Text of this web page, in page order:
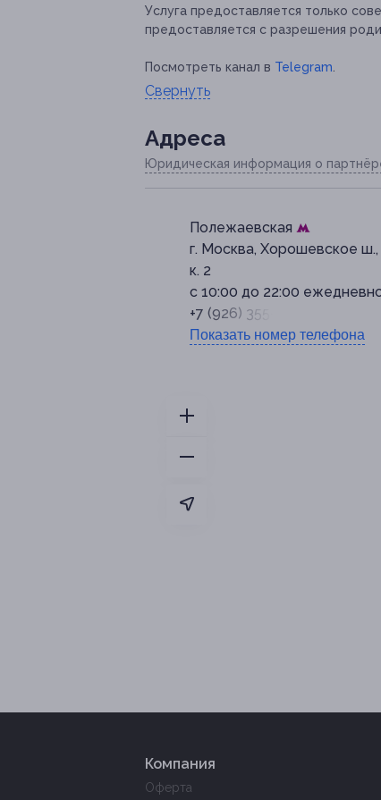
Услуга предоставляется только
предоставляется с разрешения
Посмотреть канал в Telegram
Свернуть
Адресa
Юридическая информация о
Полежаевская
г. Москва, Хорошевское ш.,
к. 2
с 10:00 до 22:00
+7 (926) 355-06-00
Показать номер телефона
Компания
Оферта